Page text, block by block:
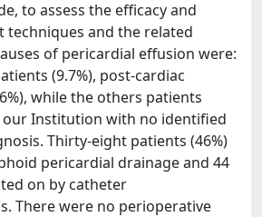
to assess the efficacy and
techniques and the related
of pericardial effusion were:
(9.7%), post-cardiac
while the others patients
Institution with no identified
Thirty-eight patients (46%)
pericardial drainage and 44
on by catheter
There were no perioperative